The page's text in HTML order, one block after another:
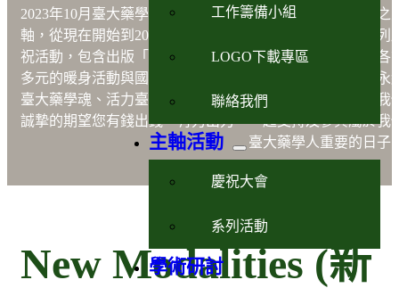
工作籌備小組
LOGO下載專區
聯絡我們
主軸活動
慶祝大會
系列活動
學術研討
2023年10月臺大藥學70週年以藥學「永續、活力、創新」
之
軸，從現在開始到2023年10月21日的慶祝晚會將進行一系列
祝活動，包含出版「說不完的故事」、設計紀念品、舉辦各
多元的暖身活動與國際學術研討會等，以嶄新之形式展現永
臺大藥學魂、活力臺大藥學人及創新臺大藥學院之風貌。我
誠摯的期望您有錢出錢，有力出力，一起支持及參與屬於我
臺大藥學人重要的日子
New Modalities (新